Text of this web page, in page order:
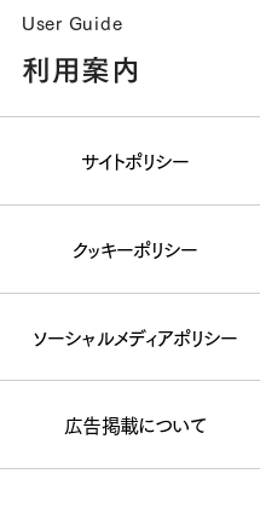
User Guide
利用案内
サイトポリシー
クッキーポリシー
ソーシャルメディアポリシー
広告掲載について